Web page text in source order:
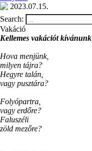
2023.07.15.
Search:
Vakáció
Kellemes vakációt
Hova menjünk,
milyen tájra?
Hegyre talán,
vagy pusztára?
Folyópartra,
vagy erdőre?
Faluszéli
zöld mezőre?